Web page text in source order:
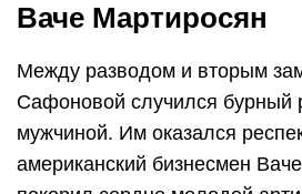
Ваче Мартиросян
Между разводом и вторым
Сафоновой случился бурный
мужчиной. Им оказался
американский бизнесмен